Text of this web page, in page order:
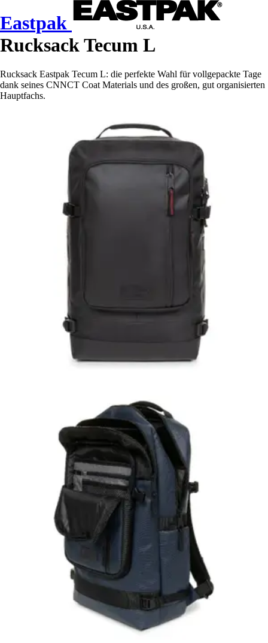
Eastpak
Rucksack Tecum L
Rucksack Eastpak Tecum L: die perfekte Wahl für vollgepackte Tage
dank seines CNNCT Coat Materials und des großen, gut organisierten
Hauptfachs.